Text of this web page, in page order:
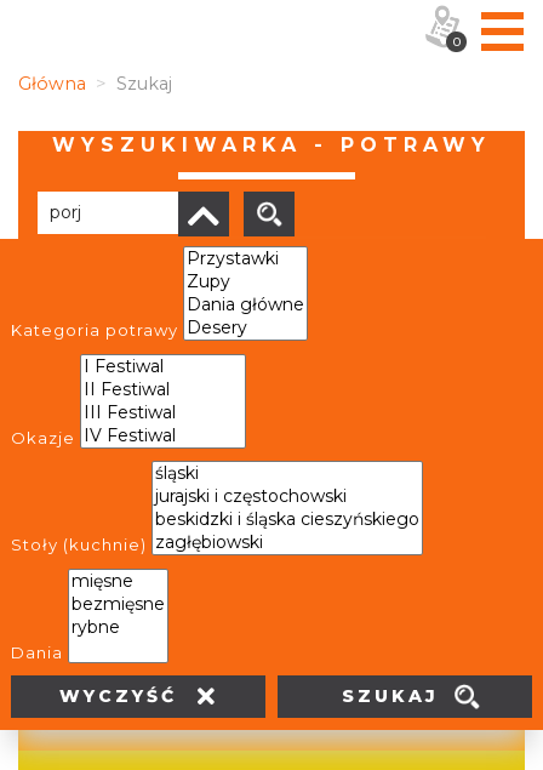
Główna Szukaj
WYSZUKIWARKA - POTRAWY
Kategoria potrawy
Okazje
Stoły (kuchnie)
Dania
WYCZYŚĆ SZUKAJ
Brak wyników
OBIEKTY I MIEJSCA
WIRTUALNE WYCIECZKI
WYDARZENIA
0